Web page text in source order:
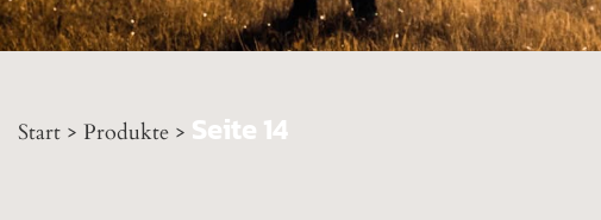
Start > Produkte > Seite 14